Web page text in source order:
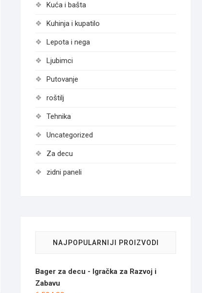
Kuća i bašta
Kuhinja i kupatilo
Lepota i nega
Ljubimci
Putovanje
roštilj
Tehnika
Uncategorized
Za decu
zidni paneli
NAJPOPULARNIJI PROIZVODI
Bager za decu - Igračka za Razvoj i
Zabavu